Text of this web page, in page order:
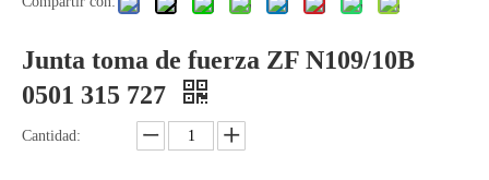
Junta toma de fuerza ZF N109/10B
0501 315 727
Cantidad: